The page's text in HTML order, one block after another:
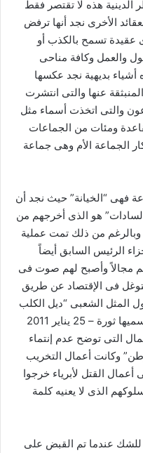
هذه لا تقتصر فقط
الأخرى نجد أنها ترفض
عقيدة تسمح بالكذب أو
والعمل وكافة مناحى
أشياء بديهية نجد عكسها
عنها والتى انتشرت
والتى اتخذت أسماء مثل
ومئات من الجماعات
الجماعة الأم وهى جماعة
فهى “الخيانة” حيث نجد أن
هو الذى أخرجهم من
من ذلك تمت عملية
الرئيس السابق أيضاً
مجالاً وأصبح لهم صوت فى
فى الإقتصاد عن طريق
المثل الشعبى “ديل الكلب
…. إلى أخره” وفى أثناء أحداث – ولا أسميها ثورة – 25 يناير 2011
التى توضح عدم إنتماء
وكانت أعمال التخريب
القتل لأبرياء خرجوا
الذى لا يعنيه كلمة
عندما تم القبض على